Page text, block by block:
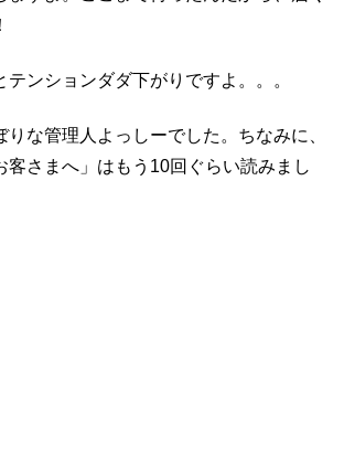
テンションダダ下がりですよ。。。
りな管理人よっしーでした。ちなみに、
客さまへ」はもう10回ぐらい読みまし